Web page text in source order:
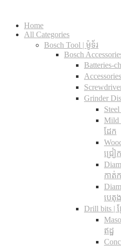
Home
All Categories
Bosch Tool | ម៉ូទ័រ
Bosch
Batteries-
Grinder
Mild
ដែក
ជ្រៀ
កាត់ក
បេតុង
Drill bits |​ ផ្
ឥដ្ឋ